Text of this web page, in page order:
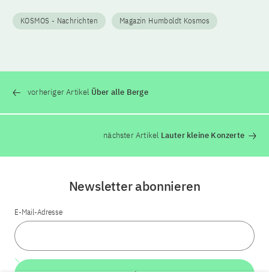
KOSMOS - Nachrichten Magazin Humboldt Kosmos
vorheriger Artikel Über alle Berge
nächster Artikel Lauter kleine Konzerte
Newsletter abonnieren
E-Mail-Adresse